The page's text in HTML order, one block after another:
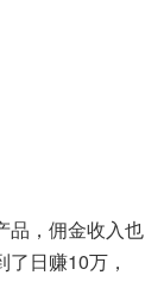
品，佣金收入也
日赚10万，